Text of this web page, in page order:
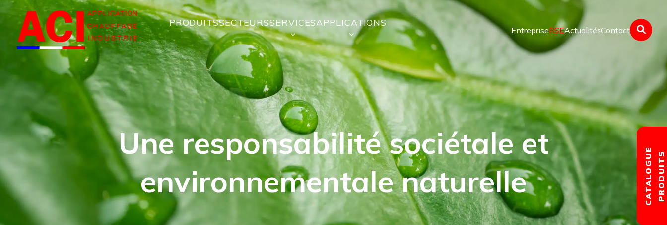
PRODUITSSECTEURSSERVICESAPPLICATIONS
EntrepriseRSEActualitésContact
CATALOGUEPRODUITS
Une responsabilité sociétale et
environnementale naturelle
Panneau de gestion des cookies